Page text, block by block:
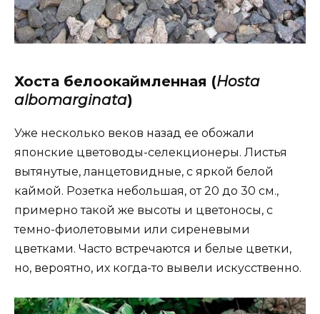
Хоста белоокаймленная (Hosta
albomarginata)
Уже несколько веков назад ее обожали
японские цветоводы-селекционеры. Листья
вытянутые, ланцетовидные, с яркой белой
каймой. Розетка небольшая, от 20 до 30 см.,
примерно такой же высоты и цветоносы, с
темно-фиолетовыми или сиреневыми
цветками. Часто встречаются и белые цветки,
но, вероятно, их когда-то вывели искусственно.